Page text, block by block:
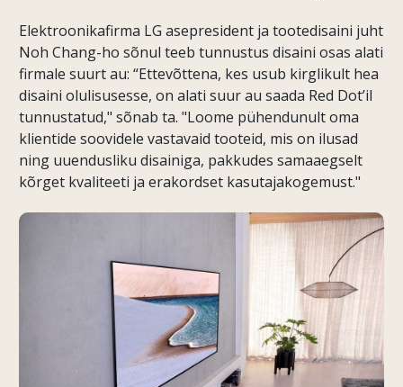
Elektroonikafirma LG asepresident ja tootedisaini juht
Noh Chang-ho sõnul teeb tunnustus disaini osas alati
firmale suurt au: “Ettevõttena, kes usub kirglikult hea
disaini olulisusesse, on alati suur au saada Red Dot’il
tunnustatud," sõnab ta. "Loome pühendunult oma
klientide soovidele vastavaid tooteid, mis on ilusad
ning uuendusliku disainiga, pakkudes samaaegselt
kõrget kvaliteeti ja erakordset kasutajakogemust."